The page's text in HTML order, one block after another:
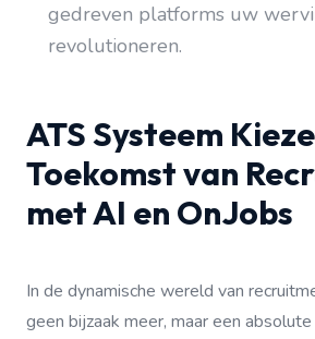
gedreven platforms uw
revolutioneren.
ATS Systeem
Toekomst van
met AI en OnJobs
In de dynamische wereld van
geen bijzaak meer, maar een